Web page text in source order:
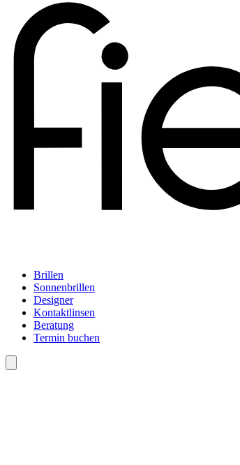
Brillen
Sonnenbrillen
Designer
Kontaktlinsen
Beratung
Termin buchen